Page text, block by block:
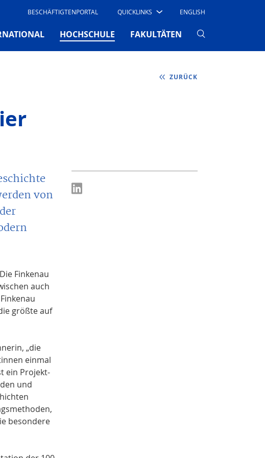
BESCHÄFTIGTENPORTAL QUICKLINKS ENGLISH
HOCHSCHULE (CURRENT)
FAKULTÄTEN
ZURÜCK
von
Finkenau
auch
größte auf
„die
einmal
ein Projekt-
und
besondere